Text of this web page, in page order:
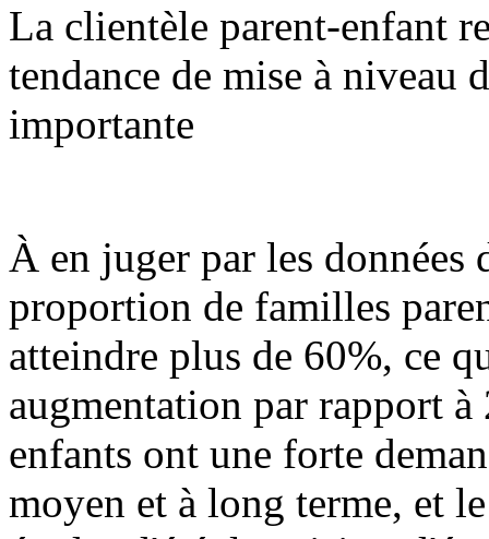
La clientèle parent-enfant
tendance de mise à niveau
importante
À en juger par les
proportion de familles
atteindre plus de 60%, ce
augmentation par rapport à
enfants ont une forte
moyen et à long terme, et